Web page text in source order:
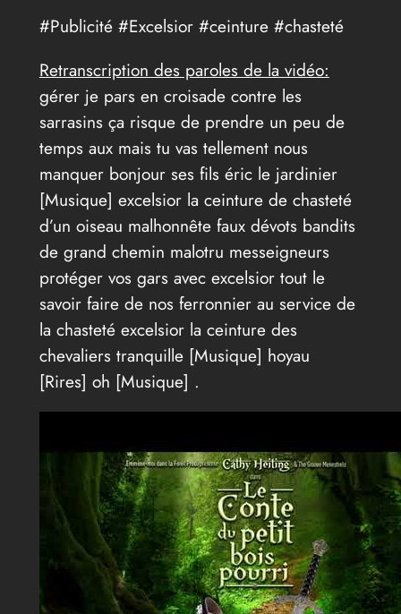
#Publicité #Excelsior #ceinture #chasteté
Retranscription des paroles de la vidéo:
gérer je pars en croisade contre les
sarrasins ça risque de prendre un peu de
temps aux mais tu vas tellement nous
manquer bonjour ses fils éric le jardinier
[Musique] excelsior la ceinture de chasteté
d’un oiseau malhonnête faux dévots bandits
de grand chemin malotru messeigneurs
protéger vos gars avec excelsior tout le
savoir faire de nos ferronnier au service de
la chasteté excelsior la ceinture des
chevaliers tranquille [Musique] hoyau
[Rires] oh [Musique] .